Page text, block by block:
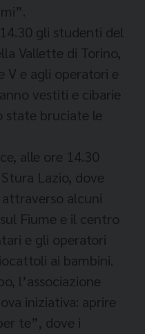
gli studenti del
Vallette di Torino,
V e agli operatori e
vestiti e cibarie
state bruciate le
alle ore 14.30
Lazio, dove
alcuni
Fiume e il centro
e gli operatori
ai bambini.
l’associazione
iniziativa: aprire
te”, dove i